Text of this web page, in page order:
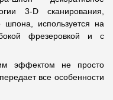
3-D сканирования,
используется на
фрезеровкой и с
эффектом не просто
все особенности